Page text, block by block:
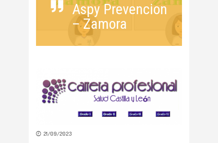
Aspy Prevencion
– Zamora
21/09/2023